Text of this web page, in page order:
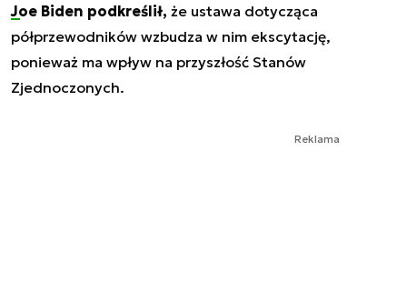
Joe Biden podkreślił, że ustawa dotycząca
półprzewodników wzbudza w nim ekscytację,
ponieważ ma wpływ na przyszłość Stanów
Zjednoczonych.
Reklama